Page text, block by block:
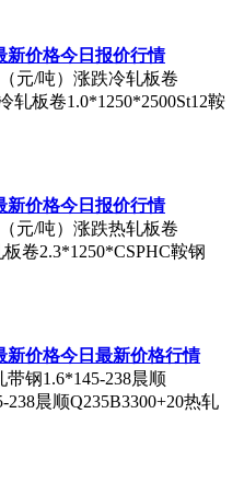
新价格今日报价行情
元/吨）涨跌冷轧板卷
轧板卷1.0*1250*2500St12鞍
新价格今日报价行情
元/吨）涨跌热轧板卷
卷2.3*1250*CSPHC鞍钢
新价格今日最新价格行情
钢1.6*145-238晨顺
238晨顺Q235B3300+20热轧